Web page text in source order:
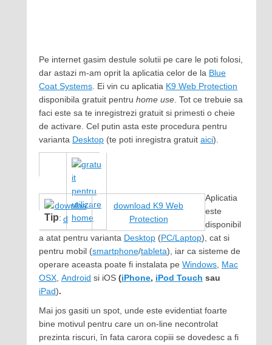
Pe internet gasim destule solutii pe care le poti folosi,
dar astazi m-am oprit la aplicatia celor de la Blue
Coat Systems . Ei vin cu aplicatia K9 Web Protection
disponibila gratuit pentru home use . Tot ce trebuie sa
faci este sa te inregistrezi gratuit si primesti o cheie
de activare. Cel putin asta este procedura pentru
varianta Desktop (te poti inregistra gratuit aici).
Tip:
download K9 Web
Protection
Aplicatia
este
disponibil
a atat pentru varianta Desktop (PC/Laptop), cat si
pentru mobil (smartphone/tableta), iar ca sisteme de
operare aceasta poate fi instalata pe Windows Mac
OSX Android si iOS (iPhone, iPod Touch sau
iPad).
Mai jos gasiti un spot, unde este evidentiat foarte
bine motivul pentru care un on-line necontrolat
prezinta riscuri, în fata carora copiii se dovedesc a fi